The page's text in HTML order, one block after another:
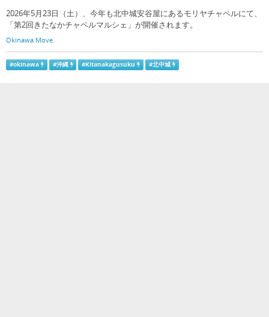
2026年5月23日（土）、今年も北中城安谷屋にあるモリヤチャペルにて、
「第2回きたなかチャペルマルシェ」が開催されます。
Okinawa Move
#okinawa #沖縄 #Kitanakagusuku #北中城